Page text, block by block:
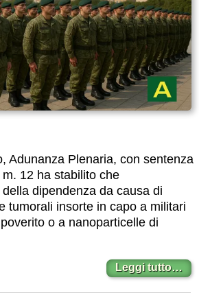
Adunanza Plenaria, con sentenza
12 ha stabilito che
dipendenza da causa di
tumorali insorte in capo a militari
o a nanoparticelle di
Leggi tutto…